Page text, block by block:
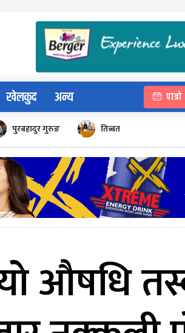
खेलकुद अन्य पात्रो
पुरबहादुर गुरुङ तिब्बत
औषधि